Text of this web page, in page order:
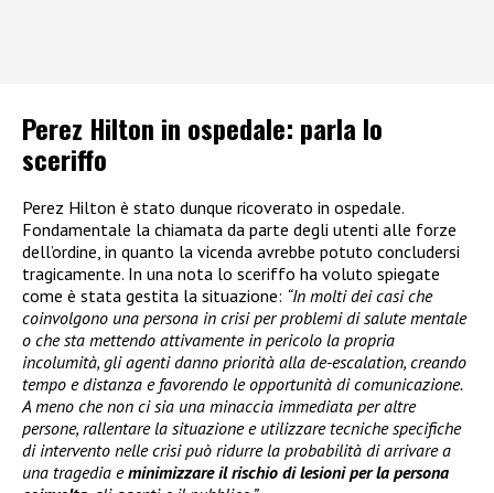
Perez Hilton in ospedale: parla lo
sceriffo
Perez Hilton è stato dunque ricoverato in ospedale.
Fondamentale la chiamata da parte degli utenti alle forze
dell’ordine, in quanto la vicenda avrebbe potuto concludersi
tragicamente. In una nota lo sceriffo ha voluto spiegate
come è stata gestita la situazione: “In molti dei casi che
coinvolgono una persona in crisi per problemi di salute mentale
o che sta mettendo attivamente in pericolo la propria
incolumità, gli agenti danno priorità alla de-escalation, creando
tempo e distanza e favorendo le opportunità di comunicazione.
A meno che non ci sia una minaccia immediata per altre
persone, rallentare la situazione e utilizzare tecniche specifiche
di intervento nelle crisi può ridurre la probabilità di arrivare a
una tragedia eminimizzare il rischio di lesioni per la persona